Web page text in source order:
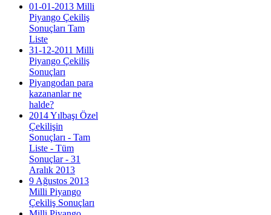
01-01-2013 Milli
Piyango Çekiliş
Sonuçları Tam
Liste
31-12-2011 Milli
Piyango Çekiliş
Sonuçları
Piyangodan para
kazananlar ne
halde?
2014 Yılbaşı Özel
Çekilişin
Sonuçları - Tam
Liste - Tüm
Sonuçlar - 31
Aralık 2013
9 Ağustos 2013
Milli Piyango
Çekiliş Sonuçları